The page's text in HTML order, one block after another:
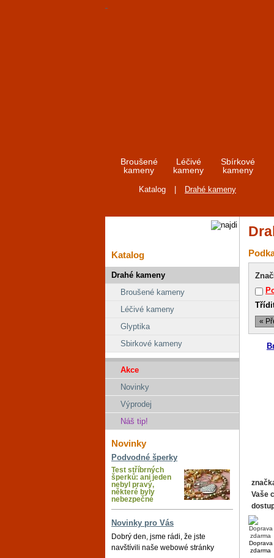
Broušené
kameny
Léčivé
kameny
Sbírkové
kameny
Katalog Drahé kameny
Katalog
Drahé kameny
Broušené kameny
Léčivé kameny
Glyptika
Sbirkové kameny
Akce
Novinky
Výprodej
Náš tip!
Novinky
Podvodné šperky
Test stříbrných
šperků: ani jeden
nebyl pravý,
některé byly
nebezpečné
Novinky pro Vás
Dobrý den, jsme rádi, že jste
navštívili naše webowé stránky
«
Vaše
Doprava
zdarma